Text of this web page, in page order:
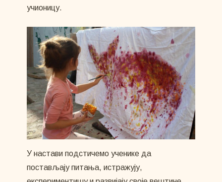
учионицу.
У настави подстичемо ученике да
постављају питања, истражују,